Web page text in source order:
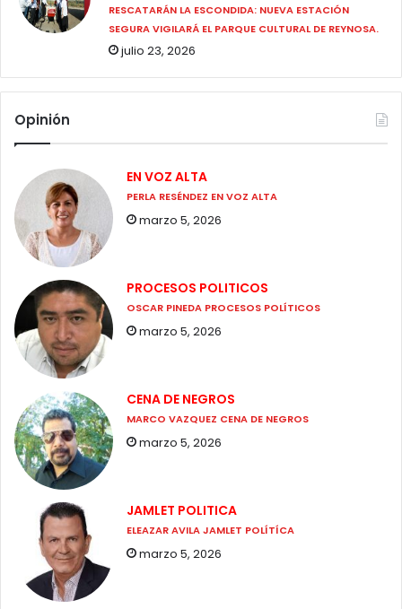
RESCATARÁN LA ESCONDIDA: NUEVA ESTACIÓN
SEGURA VIGILARÁ EL PARQUE CULTURAL DE REYNOSA.
julio 23, 2026
Opinión
EN VOZ ALTA
PERLA RESÉNDEZ EN VOZ ALTA
marzo 5, 2026
PROCESOS POLITICOS
OSCAR PINEDA PROCESOS POLÍTICOS
marzo 5, 2026
CENA DE NEGROS
MARCO VAZQUEZ CENA DE NEGROS
marzo 5, 2026
JAMLET POLITICA
ELEAZAR AVILA JAMLET POLÍTÍCA
marzo 5, 2026